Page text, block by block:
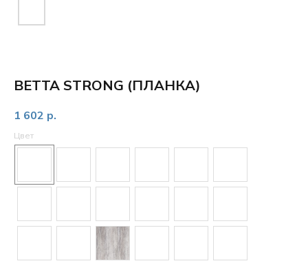
ВETTA STRONG (ПЛАНКА)
1 602 р.
Цвет